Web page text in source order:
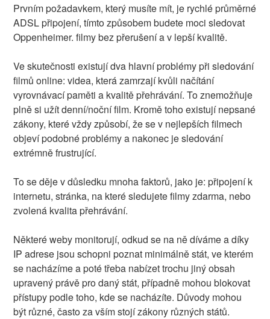
Prvním požadavkem, který musíte mít, je rychlé průměrné
ADSL připojení, tímto způsobem budete moci sledovat
Oppenheimer. filmy bez přerušení a v lepší kvalitě.
Ve skutečnosti existují dva hlavní problémy při sledování
filmů online: videa, která zamrzají kvůli načítání
vyrovnávací paměti a kvalitě přehrávání. To znemožňuje
plně si užít denní/noční film. Kromě toho existují nepsané
zákony, které vždy způsobí, že se v nejlepších filmech
objeví podobné problémy a nakonec je sledování
extrémně frustrující.
To se děje v důsledku mnoha faktorů, jako je: připojení k
internetu, stránka, na které sledujete filmy zdarma, nebo
zvolená kvalita přehrávání.
Některé weby monitorují, odkud se na ně díváme a díky
IP adrese jsou schopni poznat minimálně stát, ve kterém
se nacházíme a poté třeba nabízet trochu jiný obsah
upravený právě pro daný stát, případně mohou blokovat
přístupy podle toho, kde se nacházíte. Důvody mohou
být různé, často za vším stojí zákony různých států.